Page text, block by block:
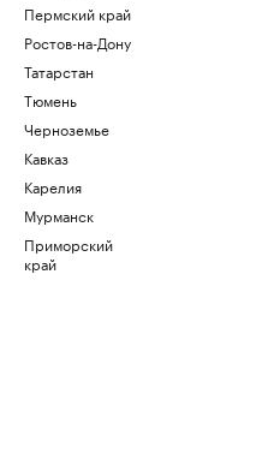
Пермский край
Ростов-на-Дону
Татарстан
Тюмень
Черноземье
Кавказ
Карелия
Мурманск
Приморский
край